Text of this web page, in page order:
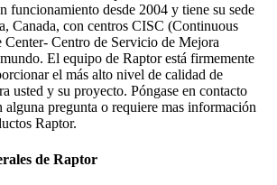
funcionamiento desde 2004 y tiene su sede
Canada, con centros CISC (Continuous
Center- Centro de Servicio de Mejora
El equipo de Raptor está firmemente
el más alto nivel de calidad de
usted y su proyecto. Póngase en contacto
alguna pregunta o requiere mas información
Raptor.
de Raptor